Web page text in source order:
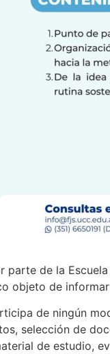
parte de la
objeto de
de ningún
selección de
de estudio,